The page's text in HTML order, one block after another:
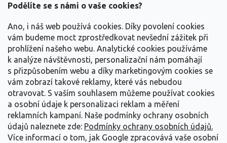
Podělíte se s námi o vaše cookies?
Ano, i náš web používá cookies. Díky povolení cookies
vám budeme moct zprostředkovat nevšední zážitek při
prohlížení našeho webu. Analytické cookies používáme
k analýze návštěvnosti, personalizační nám pomáhají
s přizpůsobením webu a díky marketingovým cookies se
vám zobrazí takové reklamy, které vás nebudou
otravovat. S vaším souhlasem můžeme používat cookies
a osobní údaje k personalizaci reklam a měření
reklamních kampaní. Naše podmínky ochrany osobních
údajů naleznete zde: Podmínky ochrany osobních údajů.
Více informací o tom, jak Google zpracovává vaše osobní
Vše o nákupu
Informace pro Vás
Kontakujte nás